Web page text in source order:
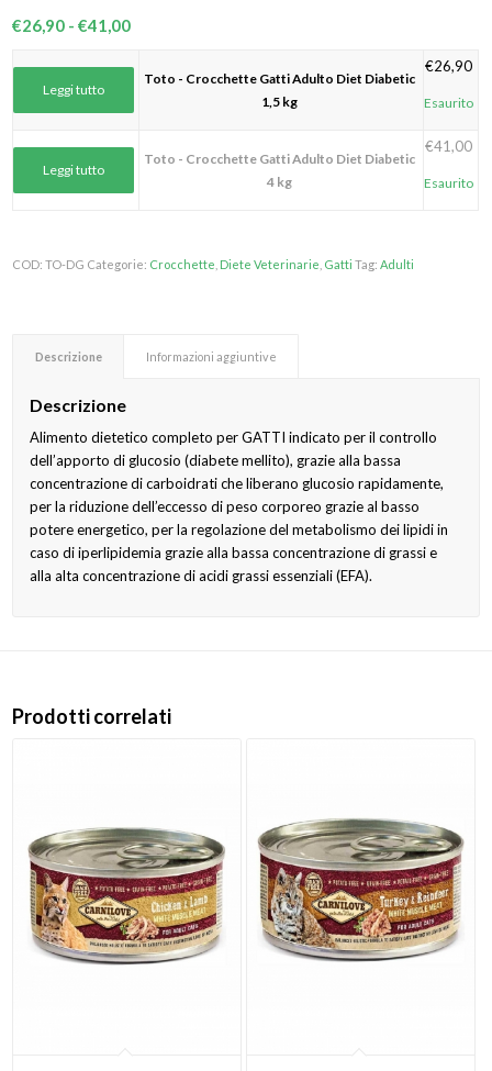
€26,90 - €41,00Fascia
prezzo:
a
Leggi tutto
Toto - Crocchette Gatti Adulto Diet Diabetic
1,5 kg
€26,90
Esaurito
Leggi tutto
Toto - Crocchette Gatti Adulto Diet Diabetic
4 kg
€41,00
Esaurito
COD:TO-DG Categorie: Crocchette Diete Veterinarie Gatti Tag:Adulti
Descrizione Informazioni aggiuntive
Descrizione
Alimento dietetico completo per GATTI indicato per il controllo
dell’apporto di glucosio (diabete mellito), grazie alla bassa
concentrazione di carboidrati che liberano glucosio rapidamente,
per la riduzione dell’eccesso di peso corporeo grazie al basso
potere energetico, per la regolazione del metabolismo dei lipidi in
caso di iperlipidemia grazie alla bassa concentrazione di grassi e
alla alta concentrazione di acidi grassi essenziali (EFA).
Prodotti correlati